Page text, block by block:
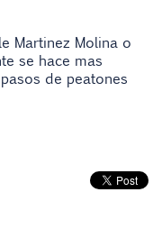
Martinez Molina o
se hace mas
de peatones